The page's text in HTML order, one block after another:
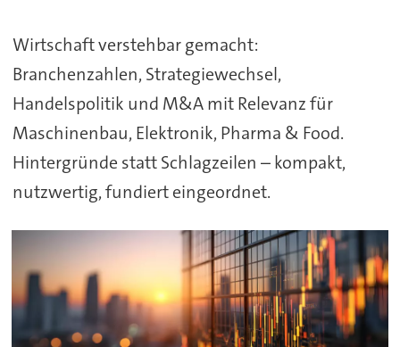
Wirtschaft verstehbar gemacht:
Branchenzahlen, Strategiewechsel,
Handelspolitik und M&A mit Relevanz für
Maschinenbau, Elektronik, Pharma & Food.
Hintergründe statt Schlagzeilen – kompakt,
nutzwertig, fundiert eingeordnet.